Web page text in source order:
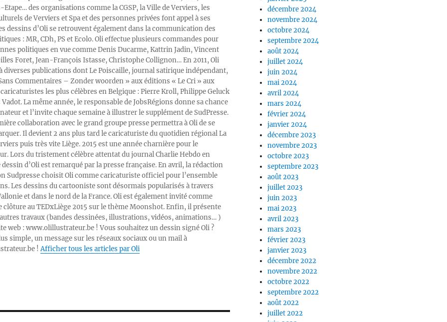
des organisations comme la CGSP, la Ville de Verviers, les
de Verviers et Spa et des personnes privées font appel à ses
dessins d’Oli se retrouvent également dans la communication des
: MR, CDh, PS et Ecolo. Oli effectue plusieurs commandes pour
politiques en vue comme Denis Ducarme, Kattrin Jadin, Vincent
Foret, Jean-François Istasse, Christophe Collignon… En 2011, Oli
diverses publications dont Le Poiscaille, journal satirique indépendant,
Commentaires – Zonder woorden » aux éditions « Le Cri » aux
les plus célèbres en Belgique : Pierre Kroll, Philippe Geluck
La même année, le responsable de JobsRégions donne sa chance
et l’invite chaque semaine à illustrer le supplément de SudPresse.
collaboration avec le grand groupe presse permettra à Oli de se
Il devient 2 ans plus tard le caricaturiste du quotidien régional La
puis très vite Liège. 2015 est une année charnière pour le
Lors du tristement célèbre attentat du journal Charlie Hebdo en
d’Oli est remarqué par la presse française. En avril, la rédaction
Sudpresse choisit Oli comme caricaturiste officiel pour l’ensemble
Les dessins du cartooniste sont désormais popularisés à travers
et dans le nord de la France. Oli est également invité comme
clôture au TEDxLiège 2015 sur le thème Moonshot. Enfin, il présente
travaux (bandes dessinées, illustrations, vidéos, animations… )
web : www.olillustrateur.be ! Vous souhaitez un dessin signé Oli ?
simple, un message sur les réseaux sociaux ou un mail à
!Afficher tous les articles par Oli
décembre 2024
novembre 2024
octobre 2024
septembre 2024
août 2024
juillet 2024
juin 2024
mai 2024
avril 2024
mars 2024
février 2024
janvier 2024
décembre 2023
novembre 2023
octobre 2023
septembre 2023
août 2023
juillet 2023
juin 2023
mai 2023
avril 2023
mars 2023
février 2023
janvier 2023
décembre 2022
novembre 2022
octobre 2022
septembre 2022
août 2022
juillet 2022